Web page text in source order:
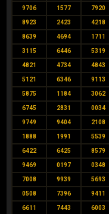
9706 1577 7920
8923 2423 4218
8639 4694 1711
3115 6446 5319
4821 4734 4843
5121 6346 9113
5875 1184 3062
6745 2831 0034
9749 9404 2108
1888 1991 5539
6422 6425 8579
9469 0197 0348
7008 9939 5693
0508 7396 9411
6611 7443 6003